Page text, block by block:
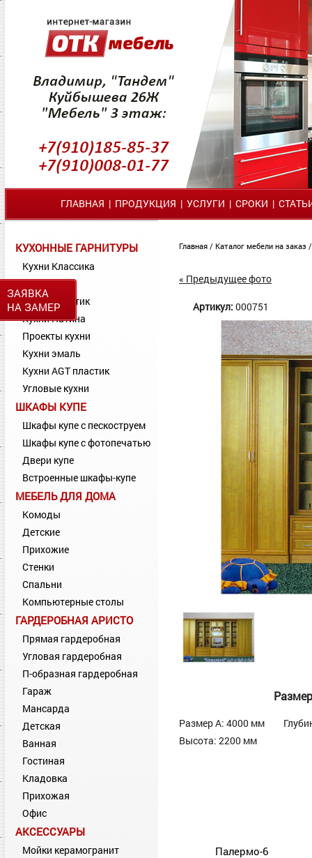
ЗАЯВКА
НА ЗАМЕР
ГЛАВНАЯ | ПРОДУКЦИЯ | УСЛУГИ | СРОКИ |
КУХОННЫЕ ГАРНИТУРЫ
Кухни Классика
Кухни МДФ
Кухни Пластик
Кухни Патина
Проекты кухни
Кухни эмаль
Кухни AGT пластик
Угловые кухни
ШКАФЫ КУПЕ
Шкафы купе с пескоструем
Шкафы купе с фотопечатью
Двери купе
Встроенные шкафы-купе
МЕБЕЛЬ ДЛЯ ДОМА
Комоды
Детские
Прихожие
Стенки
Спальни
Компьютерные столы
ГАРДЕРОБНАЯ АРИСТО
Прямая гардеробная
Угловая гардеробная
П-образная гардеробная
Гараж
Мансарда
Детская
Ванная
Гостиная
Кладовка
Прихожая
Офис
АКСЕССУАРЫ
Мойки керамогранит
Главная / Каталог мебели на заказ
« Предыдущее фото
Артикул: 000751
Размер А: 4000 мм
Высота: 2200 мм
Палермо-6